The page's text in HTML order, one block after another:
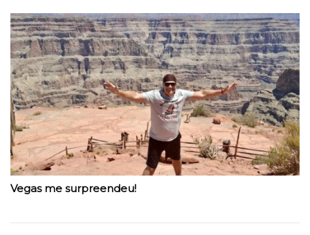
Vegas me surpreendeu!